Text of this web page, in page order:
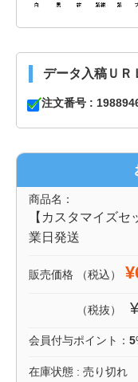
データ入稿ＵＲ
注文番号 :
商品名：
【カスタマイズ
業日発送
販売価格 （税込）
（税抜）
会員付与ポイント： 5
在庫状態 : 売り切れ